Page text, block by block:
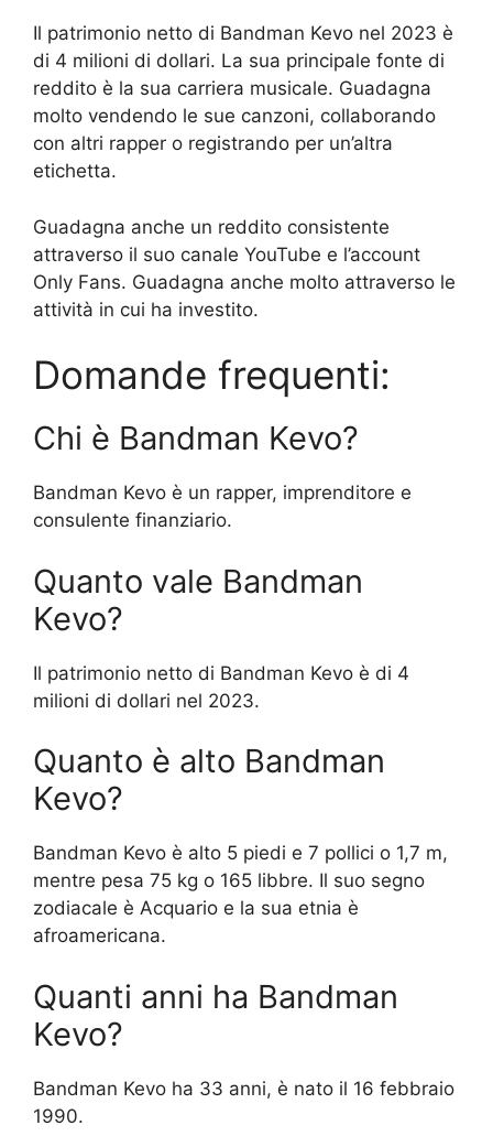
Il patrimonio netto di Bandman Kevo nel 2023 è
di 4 milioni di dollari. La sua principale fonte di
reddito è la sua carriera musicale. Guadagna
molto vendendo le sue canzoni, collaborando
con altri rapper o registrando per un’altra
etichetta.
Guadagna anche un reddito consistente
attraverso il suo canale YouTube e l’account
Only Fans. Guadagna anche molto attraverso le
attività in cui ha investito.
Domande frequenti:
Chi è Bandman Kevo?
Bandman Kevo è un rapper, imprenditore e
consulente finanziario.
Quanto vale Bandman
Kevo?
Il patrimonio netto di Bandman Kevo è di 4
milioni di dollari nel 2023.
Quanto è alto Bandman
Kevo?
Bandman Kevo è alto 5 piedi e 7 pollici o 1,7 m,
mentre pesa 75 kg o 165 libbre. Il suo segno
zodiacale è Acquario e la sua etnia è
afroamericana.
Quanti anni ha Bandman
Kevo?
Bandman Kevo ha 33 anni, è nato il 16 febbraio
1990.